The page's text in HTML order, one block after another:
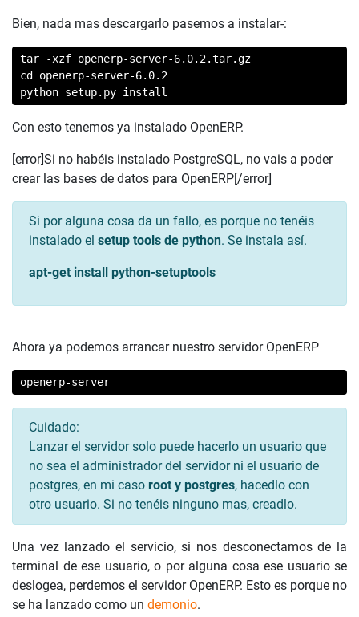
Bien, nada mas descargarlo pasemos a instalar-:
tar -xzf openerp-server-6.0.2.tar.gz
cd openerp-server-6.0.2
python setup.py install
Con esto tenemos ya instalado OpenERP.
[error]Si no habéis instalado PostgreSQL, no vais a poder
crear las bases de datos para OpenERP[/error]
Si por alguna cosa da un fallo, es porque no tenéis
instalado el setup tools de python. Se instala así.
apt-get install python-setuptools
Ahora ya podemos arrancar nuestro servidor OpenERP
openerp-server
Cuidado:
Lanzar el servidor solo puede hacerlo un usuario que
no sea el administrador del servidor ni el usuario de
postgres, en mi caso root y postgres, hacedlo con
otro usuario. Si no tenéis ninguno mas, creadlo.
Una vez lanzado el servicio, si nos desconectamos de la
terminal de ese usuario, o por alguna cosa ese usuario se
deslogea, perdemos el servidor OpenERP. Esto es porque no
se ha lanzado como un demonio.